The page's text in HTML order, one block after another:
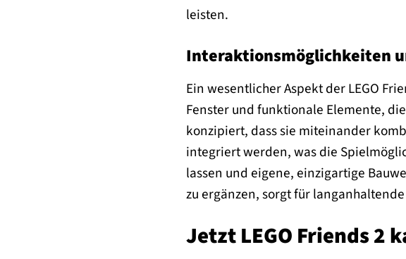
leisten.
Interaktionsmöglichkeiten
Ein wesentlicher Aspekt der LEGO
Fenster und funktionale Elemente,
konzipiert, dass sie miteinander
integriert werden, was die
lassen und eigene, einzigartige
zu ergänzen, sorgt für
Jetzt LEGO Friends 2